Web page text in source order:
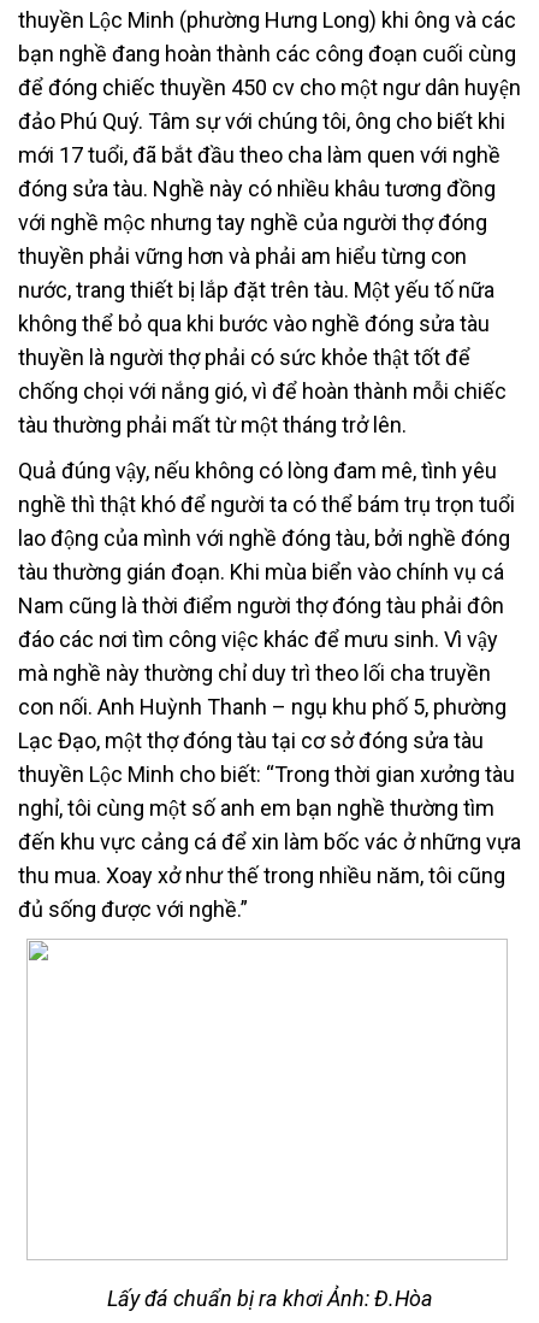
thuyền Lộc Minh (phường Hưng Long) khi ông và các
bạn nghề đang hoàn thành các công đoạn cuối cùng
để đóng chiếc thuyền 450 cv cho một ngư dân huyện
đảo Phú Quý. Tâm sự với chúng tôi, ông cho biết khi
mới 17 tuổi, đã bắt đầu theo cha làm quen với nghề
đóng sửa tàu. Nghề này có nhiều khâu tương đồng
với nghề mộc nhưng tay nghề của người thợ đóng
thuyền phải vững hơn và phải am hiểu từng con
nước, trang thiết bị lắp đặt trên tàu. Một yếu tố nữa
không thể bỏ qua khi bước vào nghề đóng sửa tàu
thuyền là người thợ phải có sức khỏe thật tốt để
chống chọi với nắng gió, vì để hoàn thành mỗi chiếc
tàu thường phải mất từ một tháng trở lên.
Quả đúng vậy, nếu không có lòng đam mê, tình yêu
nghề thì thật khó để người ta có thể bám trụ trọn tuổi
lao động của mình với nghề đóng tàu, bởi nghề đóng
tàu thường gián đoạn. Khi mùa biển vào chính vụ cá
Nam cũng là thời điểm người thợ đóng tàu phải đôn
đáo các nơi tìm công việc khác để mưu sinh. Vì vậy
mà nghề này thường chỉ duy trì theo lối cha truyền
con nối. Anh Huỳnh Thanh – ngụ khu phố 5, phường
Lạc Đạo, một thợ đóng tàu tại cơ sở đóng sửa tàu
thuyền Lộc Minh cho biết: “Trong thời gian xưởng tàu
nghỉ, tôi cùng một số anh em bạn nghề thường tìm
đến khu vực cảng cá để xin làm bốc vác ở những vựa
thu mua. Xoay xở như thế trong nhiều năm, tôi cũng
đủ sống được với nghề.”
Lấy đá chuẩn bị ra khơi Ảnh: Đ.Hòa